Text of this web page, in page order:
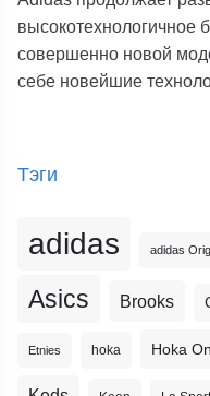
высокотехнологичное
совершенно новой
себе новейшие
Тэги
adidas adidas
Asics Brooks
Etnies hoka Hoka